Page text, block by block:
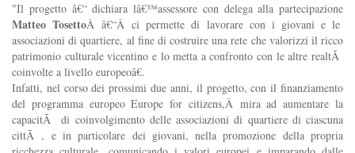
"Il progetto â€“ dichiara lâ€™assessore con delega alla partecipazione
Matteo TosettoÂâ€“Âci permette di lavorare con i giovani e le
associazioni di quartiere, al fine di costruire una rete che valorizzi il ricco
patrimonio culturale vicentino e lo metta a confronto con le altre realtÃ
coinvolte a livello europeoâ€.
Infatti, nel corso dei prossimi due anni, il progetto, con il finanziamento
del programma europeo Europe for citizens,Â mira ad aumentare la
capacitÃ di coinvolgimento delle associazioni di quartiere di ciascuna
cittÃ , e in particolare dei giovani, nella promozione della propria